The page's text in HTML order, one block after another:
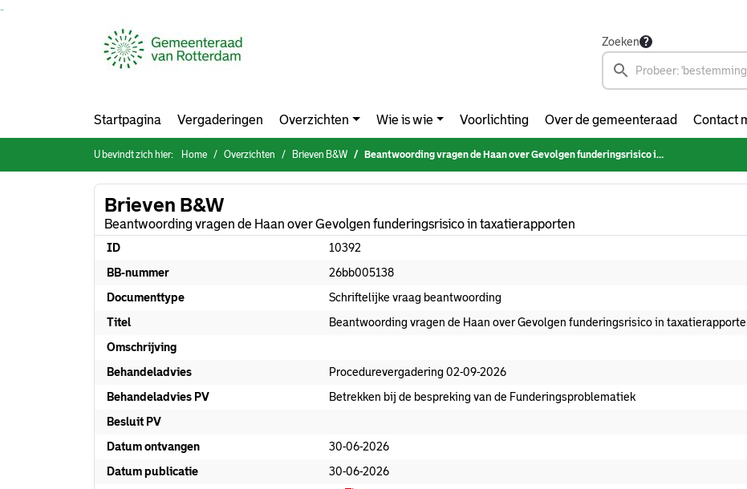
Zoeken
Startpagina Vergaderingen Overzichten Wie is wie Voorlichting Over de gemeenteraad Contact
U bevindt zich hier: Home Overzichten Brieven B&W Beantwoording vragen de Haan over Gevolgen funderingsrisico in taxatierapporten
Brieven B&W
Beantwoording vragen de Haan over Gevolgen funderingsrisico in taxatierapporten
ID
10392
BB-nummer
26bb005138
Documenttype
Schriftelijke vraag beantwoording
Titel
Beantwoording vragen de Haan over Gevolgen funderingsrisico in
Omschrijving
Behandeladvies
Procedurevergadering 02-09-2026
Behandeladvies PV
Betrekken bij de bespreking van de Funderingsproblematiek
Besluit PV
Datum ontvangen
30-06-2026
Datum publicatie
30-06-2026